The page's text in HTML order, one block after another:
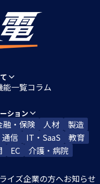
能一覧コラム
ション
融・保険 人材
製造
信 IT・SaaS
教育
EC 介護・病院
イズ企業の方へお知らせ